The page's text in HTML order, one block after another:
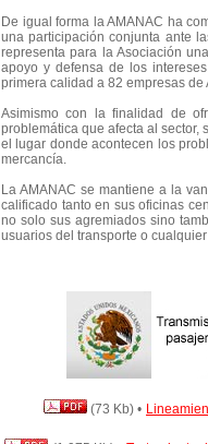
De igual forma la AMANAC ha
una participación conjunta ante
representa para la Asociación
apoyo y defensa de los
primera calidad a 82 empresas
Asimismo con la finalidad de
problemática que afecta al sector,
el lugar donde acontecen los
mercancía.
La AMANAC se mantiene a la
calificado tanto en sus oficinas
no solo sus agremiados sino
usuarios del transporte o
(73 Kb) •